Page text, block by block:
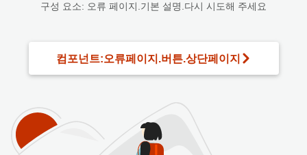
구성 요소: 오류 페이지.기본 설명.다시 시도해 주세요
컴포넌트:오류페이지.버튼.상단페이지